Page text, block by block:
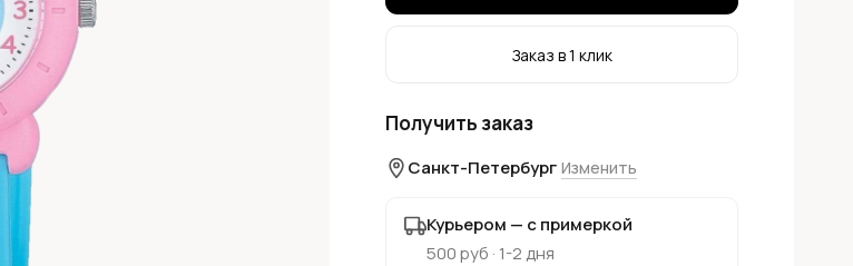
Заказ в 1 клик
Получить заказ
Санкт-Петербург Изменить
Курьером — с примеркой
500 руб · 1-2 дня